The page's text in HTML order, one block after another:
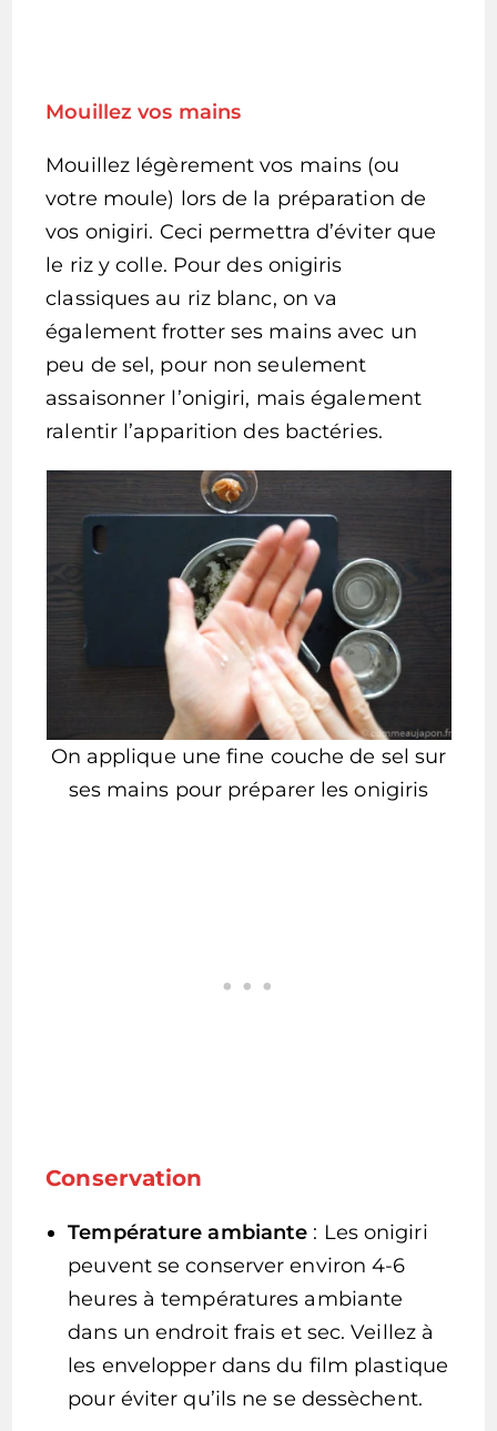
Mouillez vos mains
Mouillez légèrement vos mains (ou
votre moule) lors de la préparation de
vos onigiri. Ceci permettra d’éviter que
le riz y colle. Pour des onigiris
classiques au riz blanc, on va
également frotter ses mains avec un
peu de sel, pour non seulement
assaisonner l’onigiri, mais également
ralentir l’apparition des bactéries.
On applique une fine couche de sel sur
ses mains pour préparer les onigiris
Conservation
Température ambiante : Les onigiri
peuvent se conserver environ 4-6
heures à températures ambiante
dans un endroit frais et sec. Veillez à
les envelopper dans du film plastique
pour éviter qu’ils ne se dessèchent.